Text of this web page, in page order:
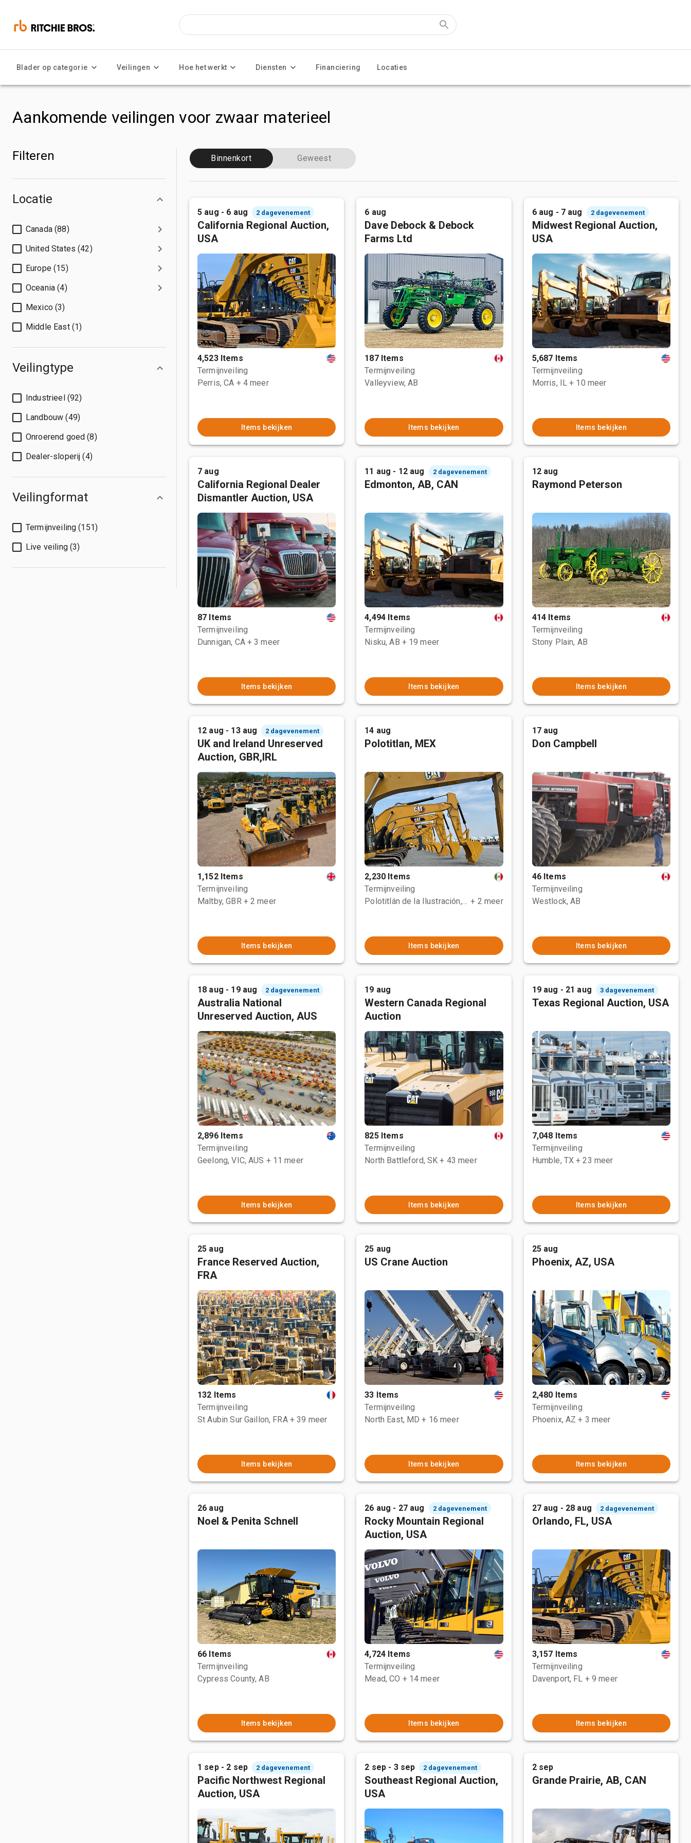
Blader op categorie Veilingen Hoe het werkt Diensten Financiering Locaties
Aankomende veilingen voor zwaar materieel
Filteren
Locatie
Canada (88)
United States (42)
Europe (15)
Oceania (4)
Mexico (3)
Middle East (1)
Veilingtype
Industrieel (92)
Landbouw (49)
Onroerend goed (8)
Dealer-sloperij (4)
Veilingformat
Termijnveiling (151)
Live veiling (3)
Binnenkort Geweest
5 aug - 6 aug 2 dagevenement
California Regional Auction,
USA
4,523 Items
Termijnveiling
Perris, CA + 4 meer
Items bekijken
6 aug
Dave Debock & Debock
Farms Ltd
187 Items
Termijnveiling
Valleyview, AB
Items bekijken
6 aug - 7 aug 2 dagevenement
Midwest Regional Auction,
USA
5,687 Items
Termijnveiling
Morris, IL + 10 meer
Items bekijken
7 aug
California Regional Dealer
Dismantler Auction, USA
87 Items
Termijnveiling
Dunnigan, CA + 3 meer
Items bekijken
11 aug - 12 aug 2 dagevenement
Edmonton, AB, CAN
4,494 Items
Termijnveiling
Nisku, AB + 19 meer
Items bekijken
12 aug
Raymond Peterson
414 Items
Termijnveiling
Stony Plain, AB
Items bekijken
12 aug - 13 aug 2 dagevenement
UK and Ireland Unreserved
Auction, GBR,IRL
1,152 Items
Termijnveiling
Maltby, GBR + 2 meer
Items bekijken
14 aug
Polotitlan, MEX
2,230 Items
Termijnveiling
Polotitlán de la Ilustración, MEX + 2 meer
Items bekijken
17 aug
Don Campbell
46 Items
Termijnveiling
Westlock, AB
Items bekijken
18 aug - 19 aug 2 dagevenement
Australia National
Unreserved Auction, AUS
2,896 Items
Termijnveiling
Geelong, VIC, AUS + 11 meer
Items bekijken
19 aug
Western Canada Regional
Auction
825 Items
Termijnveiling
North Battleford, SK + 43 meer
Items bekijken
19 aug - 21 aug 3 dagevenement
Texas Regional Auction, USA
7,048 Items
Termijnveiling
Humble, TX + 23 meer
Items bekijken
25 aug
France Reserved Auction,
FRA
132 Items
Termijnveiling
St Aubin Sur Gaillon, FRA + 39 meer
Items bekijken
25 aug
US Crane Auction
33 Items
Termijnveiling
North East, MD + 16 meer
Items bekijken
25 aug
Phoenix, AZ, USA
2,480 Items
Termijnveiling
Phoenix, AZ + 3 meer
Items bekijken
26 aug
Noel & Penita Schnell
66 Items
Termijnveiling
Cypress County, AB
Items bekijken
26 aug - 27 aug 2 dagevenement
Rocky Mountain Regional
Auction, USA
4,724 Items
Termijnveiling
Mead, CO + 14 meer
Items bekijken
27 aug - 28 aug 2 dagevenement
Orlando, FL, USA
3,157 Items
Termijnveiling
Davenport, FL + 9 meer
Items bekijken
1 sep - 2 sep 2 dagevenement
Pacific Northwest Regional
Auction, USA
2 sep - 3 sep 2 dagevenement
Southeast Regional Auction,
USA
2 sep
Grande Prairie, AB, CAN